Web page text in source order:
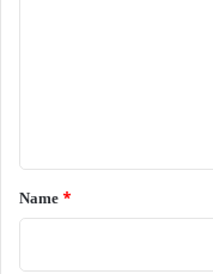
*
Name *